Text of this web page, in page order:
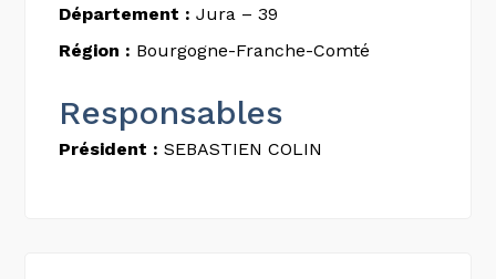
Département : Jura – 39
Région : Bourgogne-Franche-Comté
Responsables
Président : SEBASTIEN COLIN